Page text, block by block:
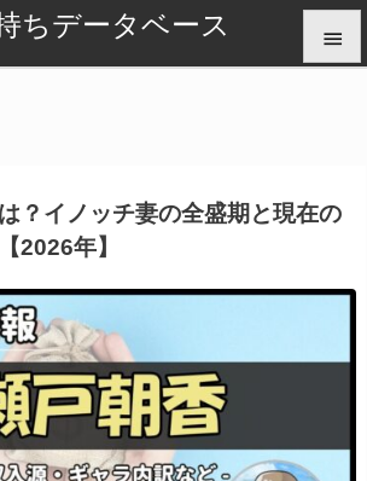
ちデータベース 


？イノッチ妻の全盛期と現在の
2026年】